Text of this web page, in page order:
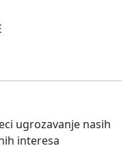
ugrozavanje nasih
interesa